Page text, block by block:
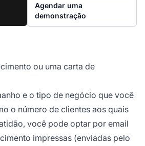
Agendar uma
demonstração
ou uma carta de
e o tipo de negócio que você
o número de clientes aos quais
você pode optar por email
impressas (enviadas pelo